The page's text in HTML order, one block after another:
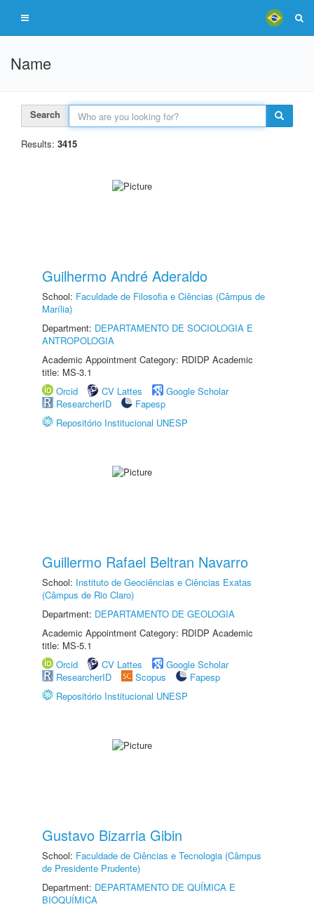
Name
Search
Results: 3415
Guilhermo André Aderaldo
School: Faculdade de Filosofia e Ciências (Câmpus de
Marília)
Department: DEPARTAMENTO DE SOCIOLOGIA E
ANTROPOLOGIA
Academic Appointment Category: RDIDP Academic
title: MS-3.1
Orcid
CV Lattes
Google Scholar
ResearcherID
Fapesp
Repositório Institucional UNESP
Guillermo Rafael Beltran Navarro
School: Instituto de Geociências e Ciências Exatas
(Câmpus de Rio Claro)
Department: DEPARTAMENTO DE GEOLOGIA
Academic Appointment Category: RDIDP Academic
title: MS-5.1
Orcid
CV Lattes
Google Scholar
ResearcherID
Scopus
Fapesp
Repositório Institucional UNESP
Gustavo Bizarria Gibin
School: Faculdade de Ciências e Tecnologia (Câmpus
de Presidente Prudente)
Department: DEPARTAMENTO DE QUÍMICA E
BIOQUÍMICA